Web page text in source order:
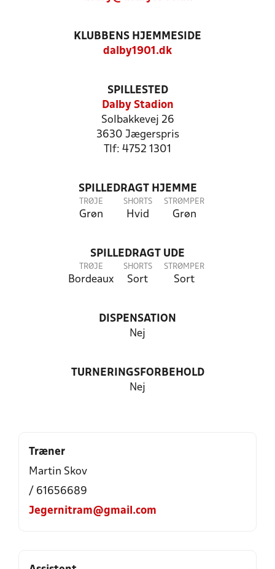
KLUBBENS HJEMMESIDE
dalby1901.dk
SPILLESTED
Dalby Stadion
Solbakkevej 26
3630 Jægerspris
Tlf: 4752 1301
SPILLEDRAGT HJEMME
TRØJE
Grøn
SHORTS
Hvid
STRØMPER
Grøn
SPILLEDRAGT UDE
TRØJE
Bordeaux
SHORTS
Sort
STRØMPER
Sort
DISPENSATION
Nej
TURNERINGSFORBEHOLD
Nej
Træner
Martin Skov
/ 61656689
Jegernitram@gmail.com